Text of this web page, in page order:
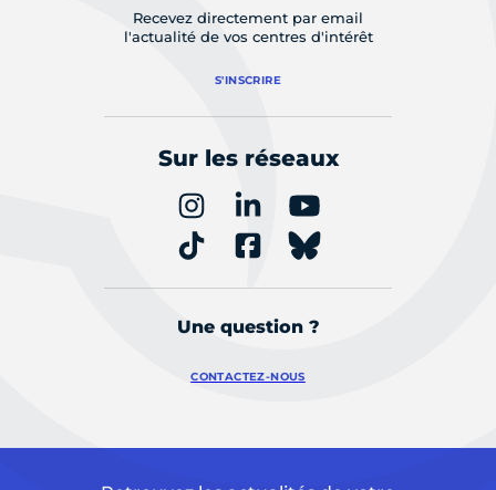
Recevez directement par email
l'actualité de vos centres d'intérêt
S'INSCRIRE
Sur les réseaux
Une question ?
CONTACTEZ-NOUS